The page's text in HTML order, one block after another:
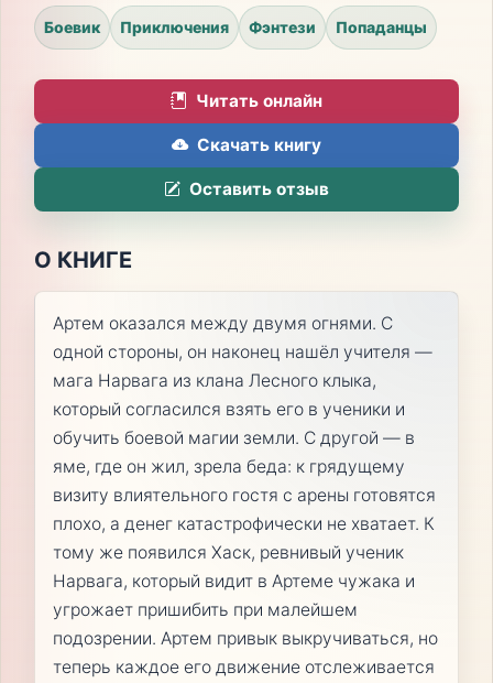
Боевик Приключения Фэнтези Попаданцы
Читать онлайн
Скачать книгу
Оставить отзыв
О КНИГЕ
Артем оказался между двумя огнями. С
одной стороны, он наконец нашёл учителя —
мага Нарвага из клана Лесного клыка,
который согласился взять его в ученики и
обучить боевой магии земли. С другой — в
яме, где он жил, зрела беда: к грядущему
визиту влиятельного гостя с арены готовятся
плохо, а денег катастрофически не хватает. К
тому же появился Хаск, ревнивый ученик
Нарвага, который видит в Артеме чужака и
угрожает пришибить при малейшем
подозрении. Артем привык выкручиваться, но
теперь каждое его движение отслеживается